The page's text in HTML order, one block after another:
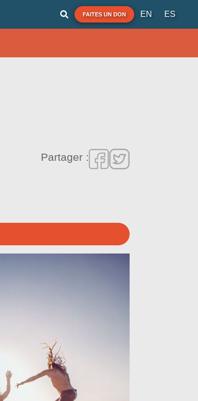
FAITES UN DON EN ES
Partager :